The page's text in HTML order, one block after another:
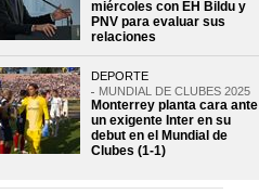
miércoles con EH Bildu y
PNV para evaluar sus
relaciones
DEPORTE
MUNDIAL DE CLUBES 2025
Monterrey planta cara ante
un exigente Inter en su
debut en el Mundial de
Clubes (1-1)